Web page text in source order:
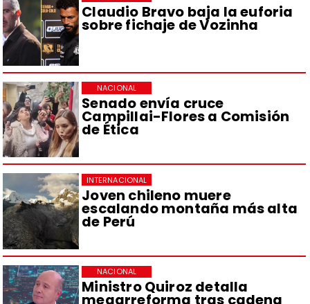
Claudio Bravo baja la euforia
sobre fichaje de Vozinha
Senado envía cruce
Campillai-Flores a Comisión
de Ética
NACIONAL
Joven chileno muere
escalando montaña más alta
de Perú
INTERNACIONAL
Ministro Quiroz detalla
megarreforma tras cadena
NACIONAL